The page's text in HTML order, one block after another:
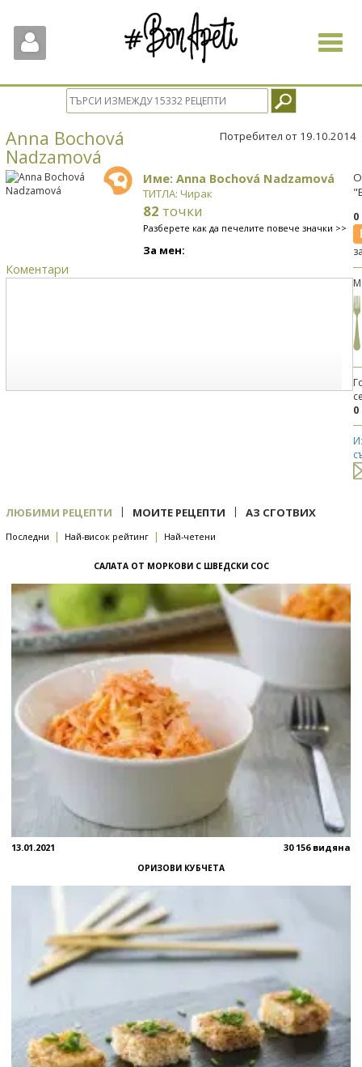
Toggle
Anna Bochová
Nadzamová
Потребител от 19.10.2014
Име: Anna Bochová Nadzamová
ТИТЛА: Чирак
82 точки
Разберете как да печелите повече значки >>
За мен:
Коментари
0
ЛЮБИМИ РЕЦЕПТИ | МОИТЕ РЕЦЕПТИ | АЗ СГОТВИХ
Последни | Най-висок рейтинг | Най-четени
САЛАТА ОТ МОРКОВИ С ШВЕДСКИ СОС
13.01.2021 30 156 видяна
ОРИЗОВИ КУБЧЕТА